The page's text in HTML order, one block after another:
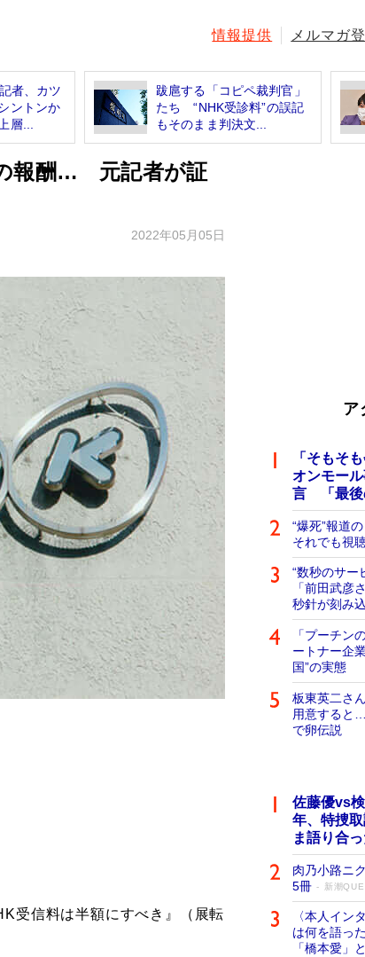
情報提供 メルマガ
者、カツ
ントンか
層...
跋扈する「コピペ裁判官」
たち “NHK受診料”の誤記
もそのまま判決文...
報酬… 元記者が証
2022年05月05日
受信料は半額にすべき』（展転
ア
「そもそ
オンモー
言 「最後
“爆死”報道
それでも視
“数秒のサー
「前田武
秒針が刻み
「プーチン
ートナー企
国”の実態
板東英二さ
用意すると
で卵伝説
佐藤優vs
年、特捜
ま語り合
肉乃小路ニ
5冊
新潮QUE
〈本人イン
は何を語っ
「橋本愛」